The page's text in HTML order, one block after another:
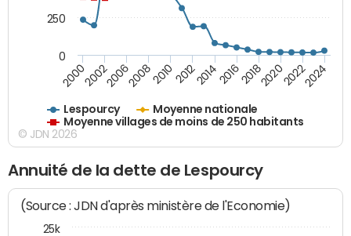
Lespourcy
Moyenne nationale
Moyenne villages de moins de 250 habitants
200020022006200820102012201420162018202020222024
0
250
© JDN 2026
Annuité de la dette de Lespourcy
(Source : JDN d'après ministère de l'Economie)
25k